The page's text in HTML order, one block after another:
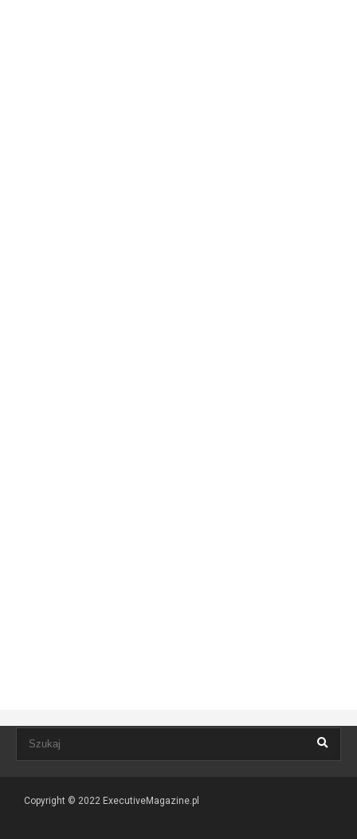
Copyright © 2022 ExecutiveMagazine.pl